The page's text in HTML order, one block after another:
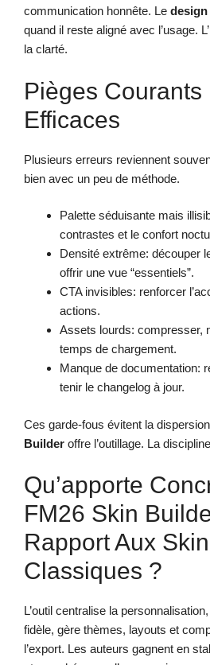
communication honnête. Le design
quand il reste aligné avec l’usage. L’
la clarté.
Pièges Courants
Efficaces
Plusieurs erreurs reviennent
bien avec un peu de méthode.
Palette séduisante mais
contrastes et le confort
Densité extrême: découper
offrir une vue “essentiels”.
CTA invisibles: renforcer
actions.
Assets lourds: compresser,
temps de chargement.
Manque de documentation:
tenir le changelog à jour.
Ces garde-fous évitent la
Builder offre l’outillage. La
Qu’apporte
FM26 Skin
Rapport Aux
Classiques ?
L’outil centralise la
fidèle, gère thèmes, layouts et
l’export. Les auteurs gagnent en